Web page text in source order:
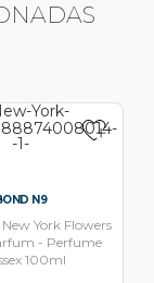
N9
York Flowers
- Perfume
100ml